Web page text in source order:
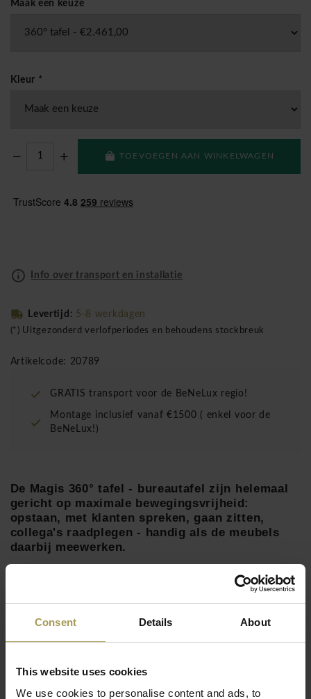
Consent Details About
This website uses cookies
We use cookies to personalise content and ads, to
Maak een keuze
Kleur *
TOEVOEGEN AAN WINKELWAGEN
Info over transport en installatie
Levertijd: 5-8 werkdagen
(*) Uitgezonderd verlofperiodes en behoudens stockbreuk
Artikelcode: 20789
GRATIS transport voor de BeNeLux regio!
Montage inclusief vanaf €1500 ( enkel voor de
BeNeLux!)
De Magis 360° tafel - bureautafel zijn helemaal
gericht op maximale bewegingsvrijheid:
opstaan, met klanten spreken, gaan zitten,
collega's raadplegen - handig als de meubels
daarbij meewerken.
voet van drukgegoten aluminium, frame
gelakt MDF
Maten verstelbaar:73-95h x 140b x 90d cm
De 360° meubels van Konstantin Grcic helpen u bij
Lees meer